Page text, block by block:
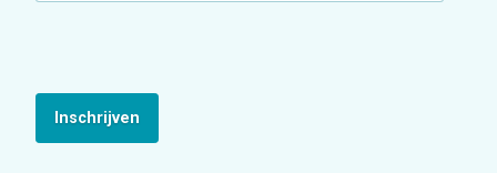
Inschrijven